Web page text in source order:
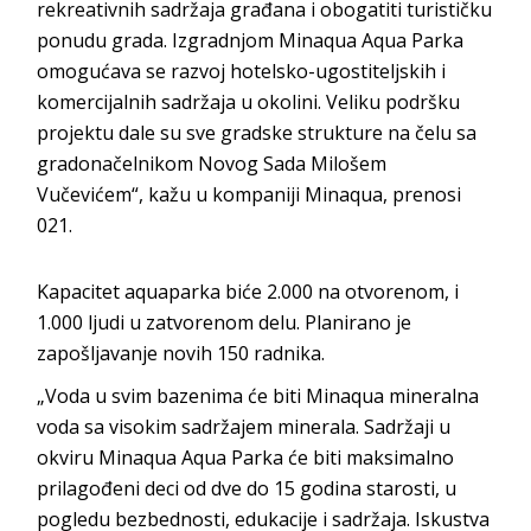
rekreativnih sadržaja građana i obogatiti turističku
ponudu grada. Izgradnjom Minaqua Aqua Parka
omogućava se razvoj hotelsko-ugostiteljskih i
komercijalnih sadržaja u okolini. Veliku podršku
projektu dale su sve gradske strukture na čelu sa
gradonačelnikom Novog Sada Milošem
Vučevićem“, kažu u kompaniji Minaqua, prenosi
021.
Kapacitet aquaparka biće 2.000 na otvorenom, i
1.000 ljudi u zatvorenom delu. Planirano je
zapošljavanje novih 150 radnika.
„Voda u svim bazenima će biti Minaqua mineralna
voda sa visokim sadržajem minerala. Sadržaji u
okviru Minaqua Aqua Parka će biti maksimalno
prilagođeni deci od dve do 15 godina starosti, u
pogledu bezbednosti, edukacije i sadržaja. Iskustva